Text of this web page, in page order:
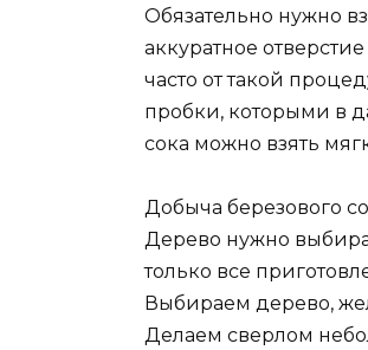
Обязательно нужно
аккуратное
часто от такой
пробки, которыми в
сока можно взять
Добыча березового
Дерево нужно
только все
Выбираем дерево,
Делаем сверлом